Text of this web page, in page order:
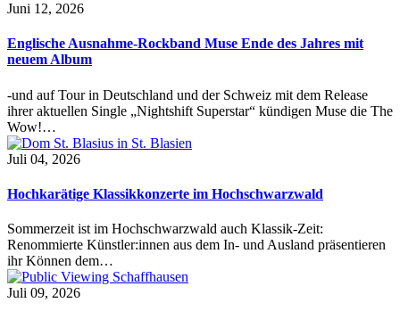
Juni 12, 2026
Englische Ausnahme-Rockband Muse Ende des Jahres mit
neuem Album
-und auf Tour in Deutschland und der Schweiz mit dem Release
ihrer aktuellen Single „Nightshift Superstar“ kündigen Muse die The
Wow!…
Juli 04, 2026
Hochkarätige Klassikkonzerte im Hochschwarzwald
Sommerzeit ist im Hochschwarzwald auch Klassik-Zeit:
Renommierte Künstler:innen aus dem In- und Ausland präsentieren
ihr Können dem…
Juli 09, 2026